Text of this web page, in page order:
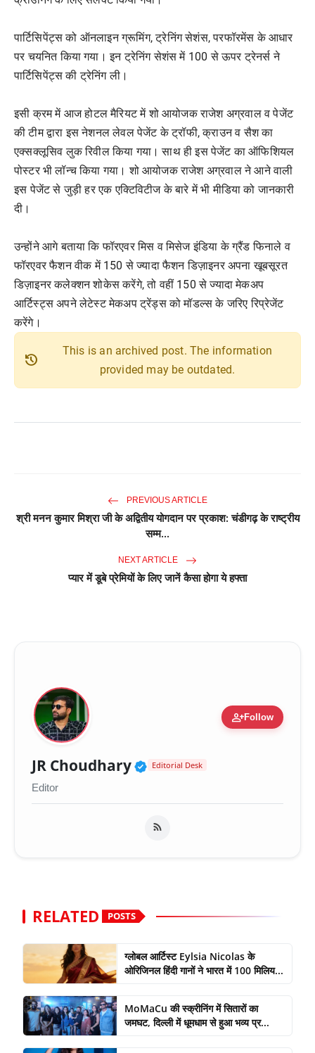
पार्टिसिपेंट्स को ऑनलाइन ग्रूमिंग, ट्रेनिंग सेशंस, परफॉरमेंस के आधार
पर चयनित किया गया। इन ट्रेनिंग सेशंस में 100 से ऊपर ट्रेनर्स ने
पार्टिसिपेंट्स की ट्रेनिंग ली।
इसी क्रम में आज होटल मैरियट में शो आयोजक राजेश अग्रवाल व पेजेंट
की टीम द्वारा इस नेशनल लेवल पेजेंट के ट्रॉफी, क्राउन व सैश का
एक्सक्लूसिव लुक रिवील किया गया। साथ ही इस पेजेंट का ऑफिशियल
पोस्टर भी लॉन्च किया गया। शो आयोजक राजेश अग्रवाल ने आने वाली
इस पेजेंट से जुड़ी हर एक एक्टिविटीज के बारे में भी मीडिया को जानकारी
दी।
उन्होंने आगे बताया कि फॉरएवर मिस व मिसेज इंडिया के ग्रैंड फिनाले व
फॉरएवर फैशन वीक में 150 से ज्यादा फैशन डिज़ाइनर अपना खूबसूरत
डिज़ाइनर कलेक्शन शोकेस करेंगे, तो वहीं 150 से ज्यादा मेकअप
आर्टिस्ट्स अपने लेटेस्ट मेकअप ट्रेंड्स को मॉडल्स के जरिए रिप्रेजेंट
करेंगे।
history
This is an archived post. The information
provided may be outdated.
PREVIOUS ARTICLE
श्री मनन कुमार मिश्रा जी के अद्वितीय योगदान पर प्रकाश: चंडीगढ़ के राष्ट्रीय
सम्म...
NEXT ARTICLE
प्यार में डूबे प्रेमियों के लिए जानें कैसा होगा ये हफ्ता
person_addFollow
JR Choudhary Verified Public Figure
Editorial Desk
Editor
RELATED POSTS
ग्लोबल आर्टिस्ट Eylsia Nicolas के
ओरिजिनल हिंदी गानों ने भारत में 100 मिलिय...
MoMaCu की स्क्रीनिंग में सितारों का
जमघट, दिल्ली में धूमधाम से हुआ भव्य प्र...